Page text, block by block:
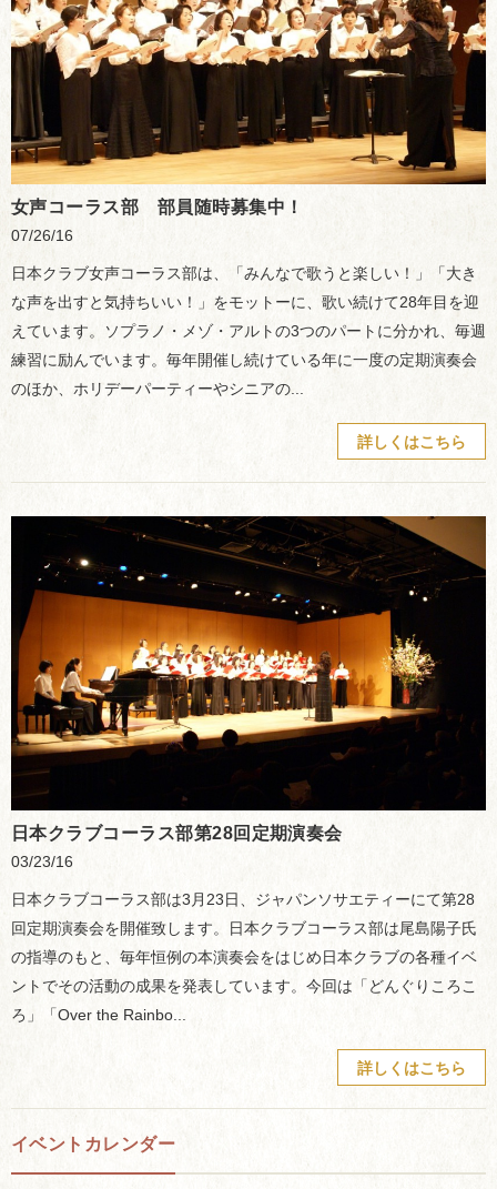
女声コーラス部 部員随時募集中！
07/26/16
日本クラブ女声コーラス部は、「みんなで歌うと楽しい！」「大き
な声を出すと気持ちいい！」をモットーに、歌い続けて28年目を迎
えています。ソプラノ・メゾ・アルトの3つのパートに分かれ、毎週
練習に励んでいます。毎年開催し続けている年に一度の定期演奏会
のほか、ホリデーパーティーやシニアの...
詳しくはこちら
日本クラブコーラス部第28回定期演奏会
03/23/16
日本クラブコーラス部は3月23日、ジャパンソサエティーにて第28
回定期演奏会を開催致します。日本クラブコーラス部は尾島陽子氏
の指導のもと、毎年恒例の本演奏会をはじめ日本クラブの各種イベ
ントでその活動の成果を発表しています。今回は「どんぐりころこ
ろ」「Over the Rainbo...
詳しくはこちら
イベントカレンダー